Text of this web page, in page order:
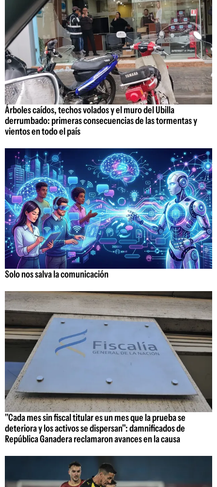
Árboles caídos, techos volados y el muro del Ubilla
derrumbado: primeras consecuencias de las tormentas y
vientos en todo el país
Solo nos salva la comunicación
"Cada mes sin fiscal titular es un mes que la prueba se
deteriora y los activos se dispersan": damnificados de
República Ganadera reclamaron avances en la causa